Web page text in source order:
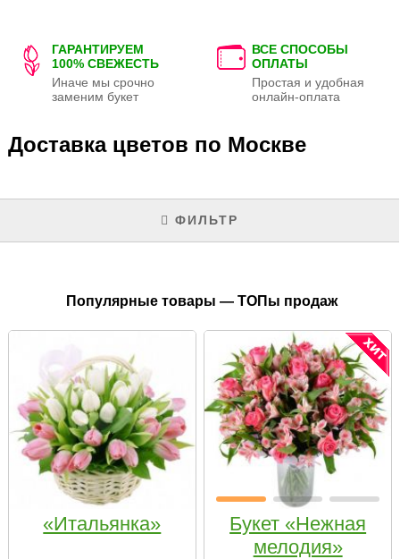
ГАРАНТИРУЕМ
100% СВЕЖЕСТЬ
Иначе мы срочно
заменим букет
ВСЕ СПОСОБЫ
ОПЛАТЫ
Простая и удобная
онлайн-оплата
Доставка цветов по Москве
ФИЛЬТР
Популярные товары — ТОПы продаж
«Итальянка»
Букет «Нежная
мелодия»